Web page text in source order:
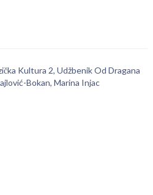
Kultura 2, Udžbenik Od Dragana
Bokan, Marina Injac